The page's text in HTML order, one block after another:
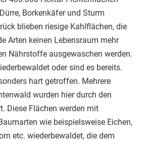
Borkenkäfer und Sturm
blieben riesige Kahlflächen, die
Arten keinen Lebensraum mehr
Nährstoffe ausgewaschen werden.
oder sind es bereits.
hart getroffen. Mehrere
wurden hier durch den
Diese Flächen werden mit
wie beispielsweise Eichen,
etc. wiederbewaldet, die dem